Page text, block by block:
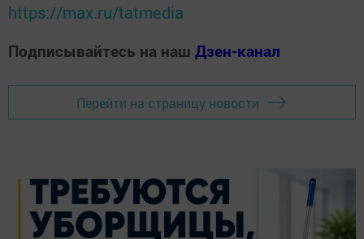
https://max.ru/tatmedia
Подписывайтесь на наш Дзен-канал
Перейти на страницу новости